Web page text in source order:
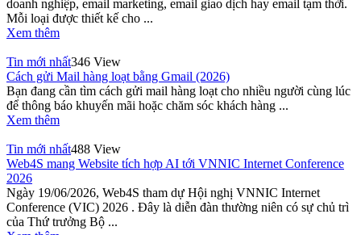
doanh nghiệp, email marketing, email giao dịch hay email tạm thời.
Mỗi loại được thiết kế cho ...
Xem thêm
Tin mới nhất346 View
Cách gửi Mail hàng loạt bằng Gmail (2026)
Bạn đang cần tìm cách gửi mail hàng loạt cho nhiều người cùng lúc
để thông báo khuyến mãi hoặc chăm sóc khách hàng ...
Xem thêm
Tin mới nhất488 View
Web4S mang Website tích hợp AI tới VNNIC Internet Conference
2026
Ngày 19/06/2026, Web4S tham dự Hội nghị VNNIC Internet
Conference (VIC) 2026 . Đây là diễn đàn thường niên có sự chủ trì
của Thứ trưởng Bộ ...